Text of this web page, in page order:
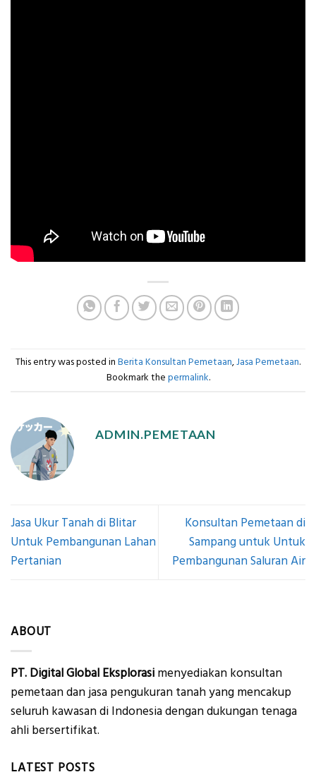
This entry was posted in Berita Konsultan Pemetaan,Jasa Pemetaan.
Bookmark the permalink.
ADMIN.PEMETAAN
Jasa Ukur Tanah di Blitar
Untuk Pembangunan Lahan
Pertanian
Konsultan Pemetaan di
Sampang untuk Untuk
Pembangunan Saluran Air
ABOUT
PT. Digital Global Eksplorasi menyediakan konsultan
pemetaan dan jasa pengukuran tanah yang mencakup
seluruh kawasan di Indonesia dengan dukungan tenaga
ahli bersertifikat.
LATEST POSTS